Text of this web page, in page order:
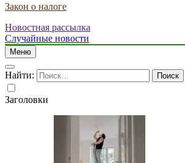
Закон о налоге
Новостная рассылка
Случайные новости
Меню
Найти:
Заголовки